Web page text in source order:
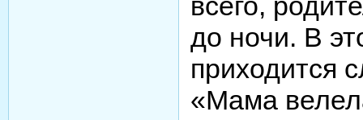
до ночи. В
приходится
«Мама